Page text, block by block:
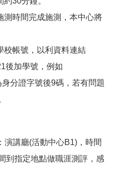
測時間完成施測，本中心將
校帳號，以利資料連結
後加學號，例如
分證字號後9碼，若有問題
演講廳(活動中心B1)，時間
到指定地點做職涯測評，感